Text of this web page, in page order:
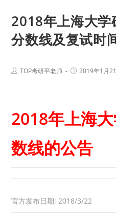
2018年上海大学
分数线及复试时
TOP考研平老师 2019年1月
2018年上海
数线的公告
官方发布日期: 2018/3/22